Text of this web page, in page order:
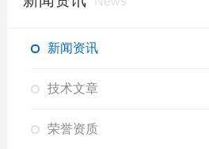
新闻资讯
技术文章
荣誉资质